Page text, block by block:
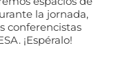
la jornada,
conferencistas
¡Espéralo!